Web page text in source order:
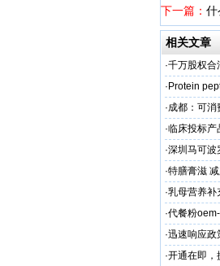
下一篇： 什
相关文章
·千万股权合
再审
· Protein
·成都：可
·临床投标产
业
·深圳马可波
·特膳膏滋
务商
·乳母营养补
工
·代餐粉
·迅速响应政
·开通在即，